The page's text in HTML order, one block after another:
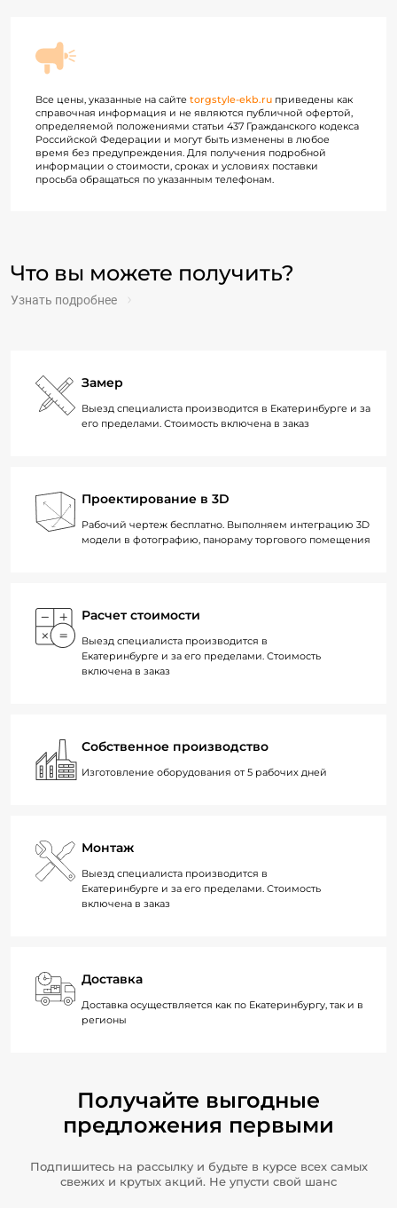
Все цены, указанные на сайте torgstyle-ekb.ru приведены как
справочная информация и не являются публичной офертой,
определяемой положениями статьи 437 Гражданского кодекса
Российской Федерации и могут быть изменены в любое
время без предупреждения. Для получения подробной
информации о стоимости, сроках и условиях поставки
просьба обращаться по указанным телефонам.
Что вы можете получить?
Узнать подробнее
Замер
Выезд специалиста производится в Екатеринбурге и за
его пределами. Стоимость включена в заказ
Проектирование в 3D
Рабочий чертеж бесплатно. Выполняем интеграцию 3D
модели в фотографию, панораму торгового помещения
Расчет стоимости
Выезд специалиста производится в
Екатеринбурге и за его пределами. Стоимость
включена в заказ
Собственное производство
Изготовление оборудования от 5 рабочих дней
Монтаж
Выезд специалиста производится в
Екатеринбурге и за его пределами. Стоимость
включена в заказ
Доставка
Доставка осуществляется как по Екатеринбургу, так и в
регионы
Получайте выгодные
предложения первыми
Подпишитесь на рассылку и будьте в курсе всех самых
свежих и крутых акций. Не упусти свой шанс